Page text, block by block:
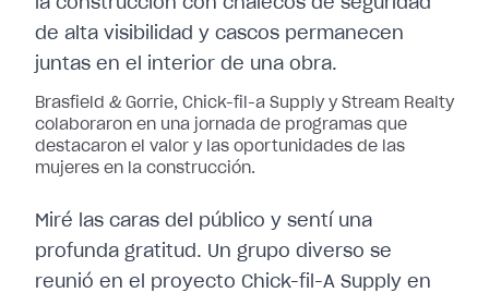
Brasfield & Gorrie, Chick-fil-a Supply y Stream Realty
colaboraron en una jornada de programas que
destacaron el valor y las oportunidades de las
mujeres en la construcción.
Miré las caras del público y sentí una
profunda gratitud. Un grupo diverso se
reunió en el proyecto Chick-fil-A Supply en